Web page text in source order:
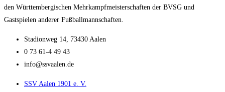
den Württembergischen Mehrkampfmeisterschaften der BVSG und
Gastspielen anderer Fußballmannschaften.
Stadionweg 14, 73430 Aalen
0 73 61-4 49 43
info@ssvaalen.de
SSV Aalen 1901 e. V.